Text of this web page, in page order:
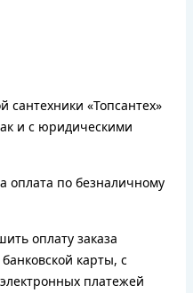
«Топсантех»
и с юридическими
оплата по безналичному
оплату заказа
карты, с
платежей